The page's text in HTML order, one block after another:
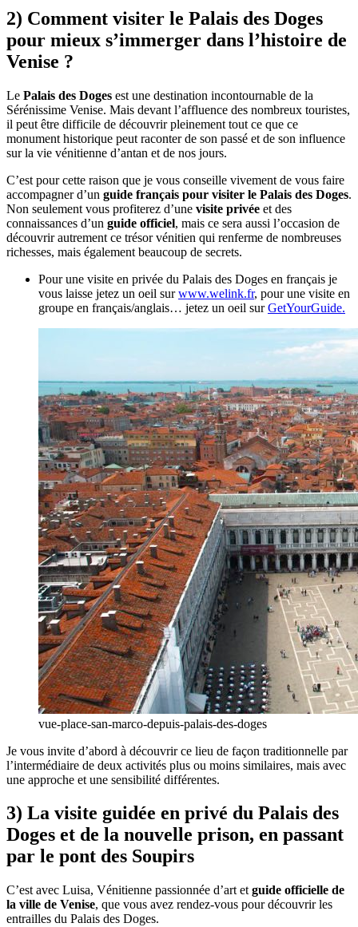
2) Comment visiter le Palais des Doges
pour mieux s’immerger dans l’histoire de
Venise ?
Le Palais des Doges est une destination incontournable de la
Sérénissime Venise. Mais devant l’affluence des nombreux touristes,
il peut être difficile de découvrir pleinement tout ce que ce
monument historique peut raconter de son passé et de son influence
sur la vie vénitienne d’antan et de nos jours.
C’est pour cette raison que je vous conseille vivement de vous faire
accompagner d’un guide français pour visiter le Palais des Doges.
Non seulement vous profiterez d’une visite privée et des
connaissances d’un guide officiel, mais ce sera aussi l’occasion de
découvrir autrement ce trésor vénitien qui renferme de nombreuses
richesses, mais également beaucoup de secrets.
Pour une visite en privée du Palais des Doges en français je
vous laisse jetez un oeil surwww.welink.fr, pour une visite en
groupe en français/anglais… jetez un oeil surGetYourGuide.
vue-place-san-marco-depuis-palais-des-doges
Je vous invite d’abord à découvrir ce lieu de façon traditionnelle par
l’intermédiaire de deux activités plus ou moins similaires, mais avec
une approche et une sensibilité différentes.
3) La visite guidée en privé du Palais des
Doges et de la nouvelle prison, en passant
par le pont des Soupirs
C’est avec Luisa, Vénitienne passionnée d’art et guide officielle de
la ville de Venise, que vous avez rendez-vous pour découvrir les
entrailles du Palais des Doges.